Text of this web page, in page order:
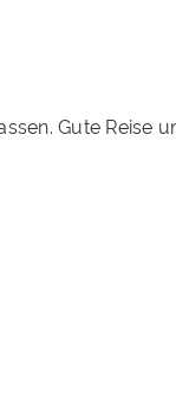
Gute Reise